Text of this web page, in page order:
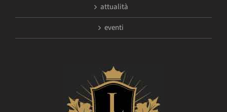
attualità
eventi